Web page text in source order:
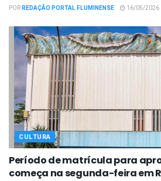
PORREDAÇÃO PORTAL FLUMINENSE 16/05/2026
CULTURA
Período de matrícula para
começa na segunda-feira em